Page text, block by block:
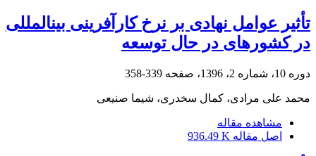
تأثیر عوامل نهادی بر نرخ کارآفرینی بین‎المللی
در کشورهای در حال توسعه
دوره 10، شماره 2، 1396، صفحه 339-358
محمد علی مرادی، کمال سخدری، شیما صنیعی
مشاهده مقاله
اصل مقاله 936.49 K